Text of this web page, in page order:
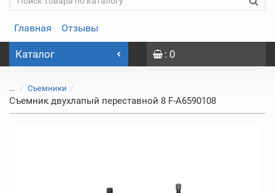
Главная Отзывы
Каталог : 0
... Съемники
Съемник двухлапый переставной 8 F-A6590108